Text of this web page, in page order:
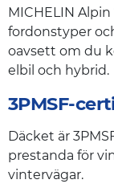
MICHELIN
fordonstyper
oavsett om du
elbil och hybrid.
3PMSF-
Däcket är
prestanda för
vintervägar.